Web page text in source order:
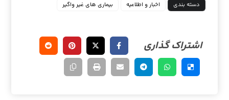
دسته بندی اخبار و اطلاعیه بیماری های غیر واگیر